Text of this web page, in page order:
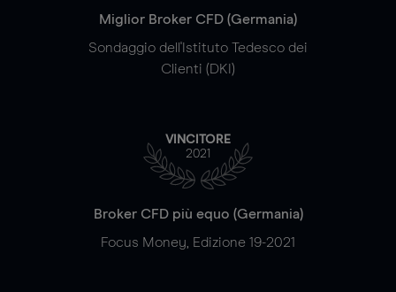
Miglior Broker CFD (Germania)
Sondaggio dell'Istituto Tedesco dei
Clienti (DKI)
VINCITORE
2021
Broker CFD più equo (Germania)
Focus Money, Edizione 19-2021